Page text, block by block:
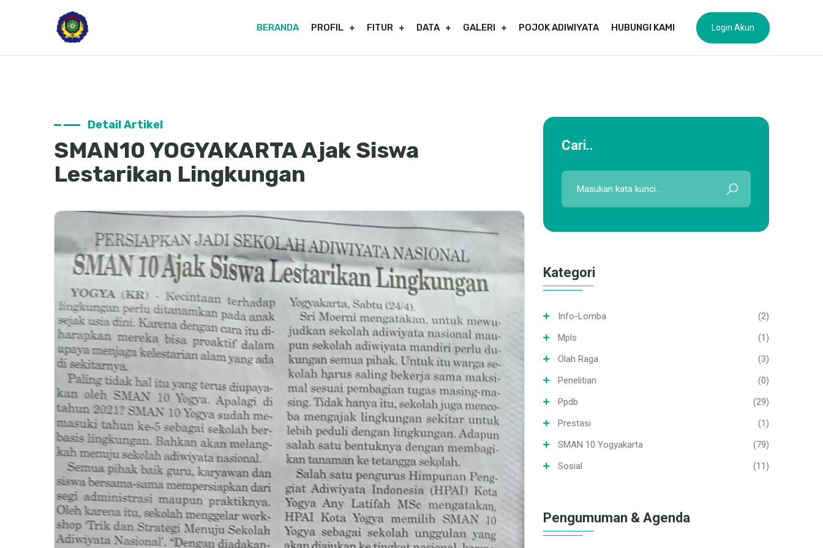
Login Akun
BERANDA PROFIL FITUR DATA GALERI POJOK ADIWIYATA HUBUNGI KAMI
Detail Artikel
SMAN10 YOGYAKARTA Ajak Siswa
Lestarikan Lingkungan
Cari..
Kategori
Info-Lomba
(2)
Mpls
(1)
Olah Raga
(3)
Penelitian
(0)
Ppdb
(29)
Prestasi
(1)
SMAN 10 Yogyakarta
(79)
Sosial
(11)
Pengumuman & Agenda